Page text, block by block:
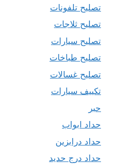
تصليح تلفونات
تصليح ثلاجات
تصليح سيارات
تصليح طباخات
تصليح غسالات
تكييف سيارات
حبر
حداد ابواب
حداد درابزين
حداد درج حديد